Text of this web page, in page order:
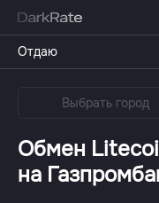
Отдаю
Выбрать город
Обмен
на